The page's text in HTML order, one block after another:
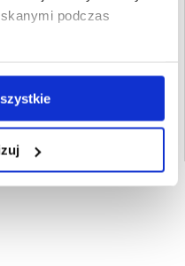
podczas